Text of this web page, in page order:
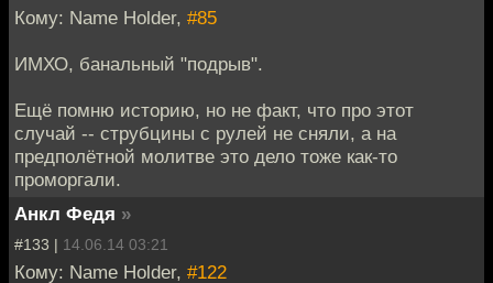
Кому: Name Holder, #85
ИМХО, банальный "подрыв".
Ещё помню историю, но не факт, что про этот
случай -- струбцины с рулей не сняли, а на
предполётной молитве это дело тоже как-то
проморгали.
Анкл Федя »
#133 | 14.06.14 03:21
Кому: Name Holder, #122